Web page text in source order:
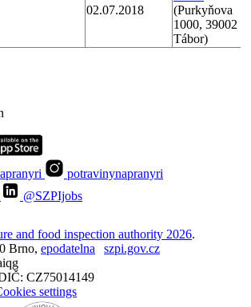
02.07.2018
(Purkyňova
1000, 39002
Tábor)
potravinynapranyri
@SZPIjobs
and food inspection authority 2026.
Brno, epodatelna
szpi.gov.cz
CZ75014149
settings